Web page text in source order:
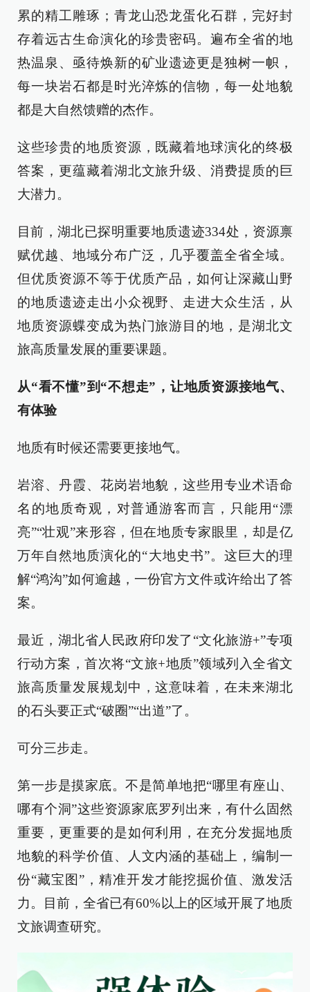
累的精工雕琢；青龙山恐龙蛋化石群，完好封
存着远古生命演化的珍贵密码。遍布全省的地
热温泉、亟待焕新的矿业遗迹更是独树一帜，
每一块岩石都是时光淬炼的信物，每一处地貌
都是大自然馈赠的杰作。
这些珍贵的地质资源，既藏着地球演化的终极
答案，更蕴藏着湖北文旅升级、消费提质的巨
大潜力。
目前，湖北已探明重要地质遗迹334处，资源禀
赋优越、地域分布广泛，几乎覆盖全省全域。
但优质资源不等于优质产品，如何让深藏山野
的地质遗迹走出小众视野、走进大众生活，从
地质资源蝶变成为热门旅游目的地，是湖北文
旅高质量发展的重要课题。
从“看不懂”到“不想走”，让地质资源接地气、
有体验
地质有时候还需要更接地气。
岩溶、丹霞、花岗岩地貌，这些用专业术语命
名的地质奇观，对普通游客而言，只能用“漂
亮”“壮观”来形容，但在地质专家眼里，却是亿
万年自然地质演化的“大地史书”。这巨大的理
解“鸿沟”如何逾越，一份官方文件或许给出了答
案。
最近，湖北省人民政府印发了“文化旅游+”专项
行动方案，首次将“文旅+地质”领域列入全省文
旅高质量发展规划中，这意味着，在未来湖北
的石头要正式“破圈”“出道”了。
可分三步走。
第一步是摸家底。不是简单地把“哪里有座山、
哪有个洞”这些资源家底罗列出来，有什么固然
重要，更重要的是如何利用，在充分发掘地质
地貌的科学价值、人文内涵的基础上，编制一
份“藏宝图”，精准开发才能挖掘价值、激发活
力。目前，全省已有60%以上的区域开展了地质
文旅调查研究。